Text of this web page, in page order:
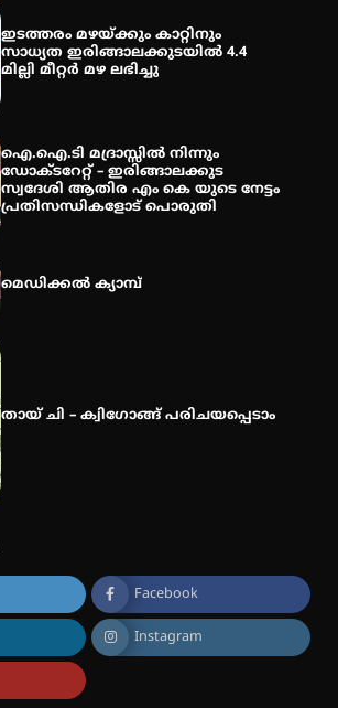
തുടക്കമായി
എസ് എൻ ഹയർ സെക്കൻഡറി
വിദ്യാർത്ഥികൾ
ബാലൻ ഹാളിൽ 16ന്
ഇടത്തരം മഴയ്ക്കും കാറ്റിനും
സാധ്യത ഇരിങ്ങാലക്കുടയിൽ 4.4
മില്ലി മീറ്റർ മഴ ലഭിച്ചു
ഐ.ഐ.ടി മദ്രാസ്സിൽ നിന്നും
ഡോക്ടറേറ്റ് – ഇരിങ്ങാലക്കുട
സ്വദേശി ആതിര എം കെ യുടെ നേട്ടം
പ്രതിസന്ധികളോട് പൊരുതി
മെഡിക്കൽ ക്യാമ്പ്
തായ് ചി – ക്വിഗോങ്ങ് പരിചയപ്പെടാം
Facebook
Instagram